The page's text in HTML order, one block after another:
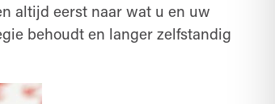
altijd eerst naar wat u en uw
behoudt en langer zelfstandig